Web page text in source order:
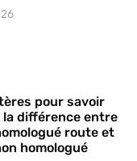
pour savoir
la différence entre
route et
homologué